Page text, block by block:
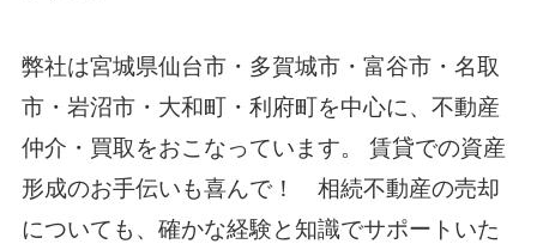
弊社は宮城県仙台市・多賀城市・富谷市・名取
市・ 岩沼市・ 大和町・利府町を中心に、不動産
仲介・買取をおこなっています。 賃貸での資産
形成のお手伝いも喜んで！ 相続不動産の売却
についても、確かな経験と知識でサポートいた